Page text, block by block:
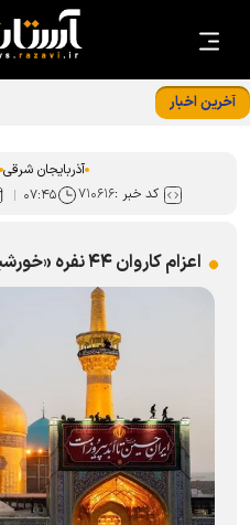
آخرین اخبار
آذربایجان شرقی
کد خبر :۷۱۰۶۱۶ ۰۷:۴۵
اعزام کاروان ۴۴ نفره «خورشید درخشان» از مرند به مشهد